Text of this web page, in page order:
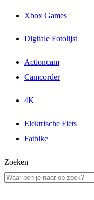
Xbox Games
Digitale Fotolijst
Actioncam
Camcorder
4K
Elektrische Fiets
Fatbike
Zoeken